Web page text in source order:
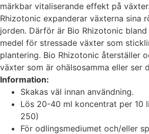
märkbar vitaliserande effekt på växter.
Rhizotonic expanderar växterna sina
jorden. Därför är Bio Rhizotonic
medel för stressade växter som
plantering. Bio Rhizotonic återställer
växter som är ohälsosamma eller ser
Information:
Skakas väl innan användning.
Lös 20-40 ml koncentrat per 10
250)
För odlingsmediumet och/eller